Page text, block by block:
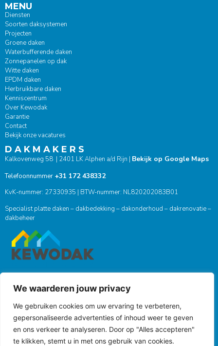
We waarderen jouw privacy
We gebruiken cookies om uw ervaring te verbeteren,
gepersonaliseerde advertenties of inhoud weer te geven
en ons verkeer te analyseren. Door op "Alles accepteren"
te klikken, stemt u in met ons gebruik van cookies.
MENU
Diensten
Soorten daksystemen
Projecten
Groene daken
Waterbufferende daken
Zonnepanelen op dak
Witte daken
EPDM daken
Herbruikbare daken
Kenniscentrum
Over Kewodak
Garantie
Contact
Bekijk onze vacatures
D A K M A K E R S
Kalkovenweg 58 | 2401 LK Alphen a/d Rijn | Bekijk op Google Maps
Telefoonnummer +31 172 438332
KvK-nummer: 27330935 | BTW-nummer: NL820202083B01
Specialist platte daken – dakbedekking – dakonderhoud – dakrenovatie –
dakbeheer
ONZE SOCIALS